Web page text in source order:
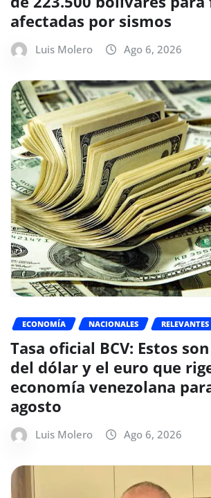
afectadas por sismos
Luis Molero Ago 6, 2026
ECONOMÍA NACIONALES RELEVANTES
Tasa oficial BCV: Estos
del dólar y el euro que
economía venezolana
agosto
Luis Molero Ago 6, 2026